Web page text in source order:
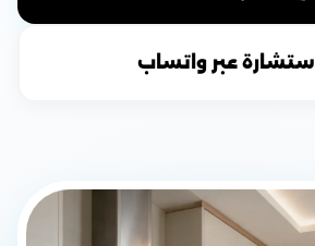
استشارة عبر واتساب